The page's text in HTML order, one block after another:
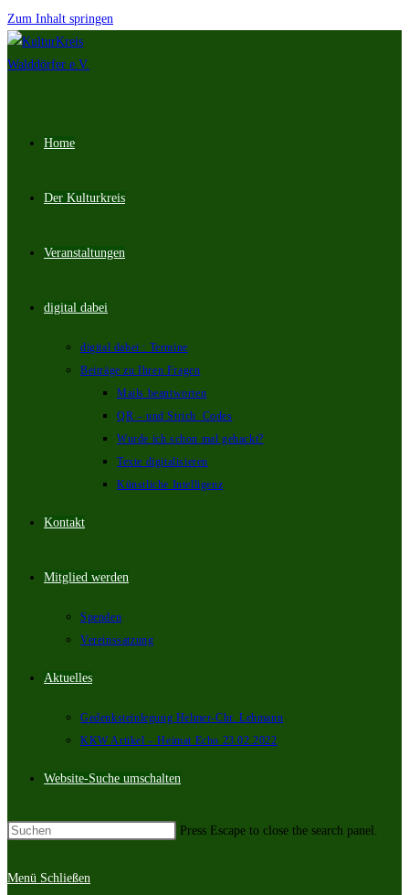
Zum Inhalt springen
Home
Der Kulturkreis
Veranstaltungen
digital dabei
digital dabei : Termine
Beiträge zu Ihren Fragen
Mails beantworten
QR – und Strich_Codes
Wurde ich schon mal gehackt?
Texte digitalisieren
Künstliche Intelligenz
Kontakt
Mitglied werden
Spenden
Vereinssatzung
Aktuelles
Gedenksteinlegung Helmer-Chr. Lehmann
KKW Artikel – Heimat Echo 23.02.2022
Website-Suche umschalten
Press Escape to close the search panel.
Menü Schließen